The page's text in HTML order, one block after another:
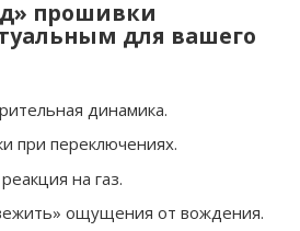
прошивки
для вашего
динамика.
при переключениях.
на газ.
ощущения от вождения.